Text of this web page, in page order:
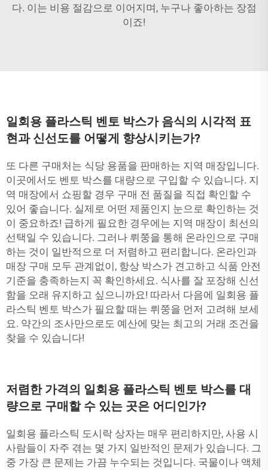
다. 이는 비용 절감으로 이어지며, 누구나 좋아하는 장점
이죠!
일회용 플라스틱 벤토 박스가 음식의 시각적 표
현과 신선도를 어떻게 향상시키는가?
또 다른 구매처는 식당 용품을 판매하는 지역 매장입니다.
이곳에서도 벤토 박스를 대량으로 구입할 수 있습니다. 지
역 매장에서 쇼핑할 경우 구매 전 품질을 직접 확인할 수
있어 좋습니다. 실제로 어떤 제품인지 눈으로 확인하는 것
이 중요하죠! 급하게 필요한 경우에는 지역 매장이 최선의
선택일 수 있습니다. 그러나 뤼쭝을 통해 온라인으로 구매
하는 것이 일반적으로 더 저렴하고 편리합니다. 온라인과
매장 구매 모두 관계없이, 항상 박스가 견고하고 식품 안전
기준을 충족하는지 꼭 확인하세요. 식사를 잘 포장해 신선
함을 오래 유지하고 싶으니까요! 따라서 다음에 일회용 플
라스틱 벤토 박스가 필요할 때는 뤼쭝을 먼저 고려해 보세
요. 약간의 조사만으로도 예산에 맞는 최고의 거래 조건을
찾을 수 있습니다!
저렴한 가격의 일회용 플라스틱 벤토 박스를 대
량으로 구매할 수 있는 곳은 어디인가?
일회용 플라스틱 도시락 상자는 매우 편리하지만, 사용 시
사람들이 자주 겪는 몇 가지 일반적인 문제가 있습니다. 그
중 가장 큰 문제는 가끔 누수되는 것입니다. 국물이나 액체